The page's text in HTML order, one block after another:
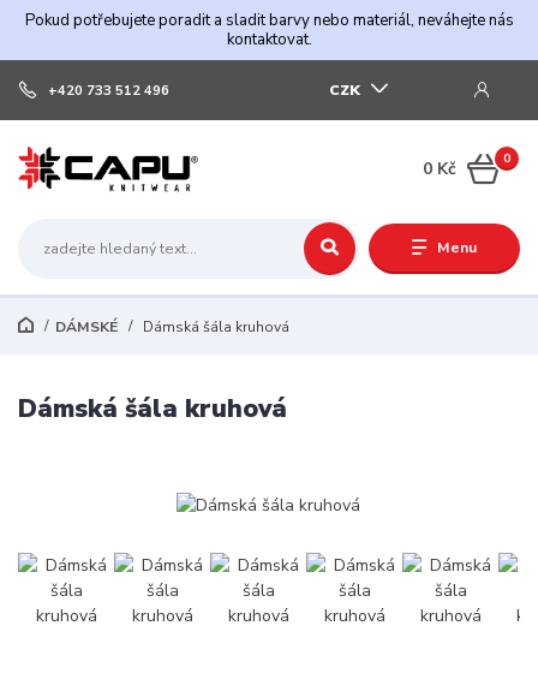
Pokud potřebujete poradit a sladit barvy nebo materiál, neváhejte nás
kontaktovat.
Menu
CZK
+420 733 512 496
0
0 Kč
DÁMSKÉ Dámská šála kruhová
Dámská šála kruhová